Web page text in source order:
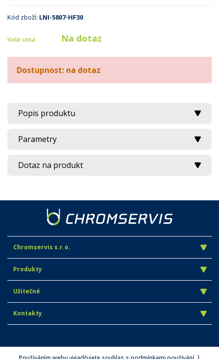
Kód zboží: LNI-5807-HF30
Vaše cena Na dotaz
Dostupnost: na dotaz
Popis produktu
Parametry
Dotaz na produkt
Chromservis s.r.o.
Produkty
Užitečné
Kontakty